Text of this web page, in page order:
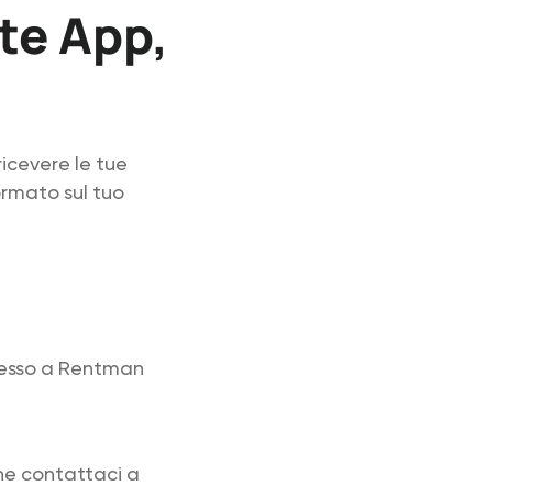
App,
le tue
sul tuo
a Rentman
contattaci a